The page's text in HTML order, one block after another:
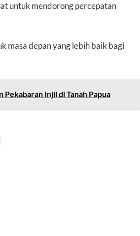
untuk mendorong percepatan
masa depan yang lebih baik bagi
Pekabaran Injil di Tanah Papua